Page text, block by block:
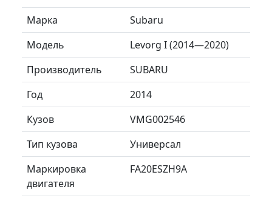
Марка
Subaru
Модель
Levorg I (2014—2020)
Производитель
SUBARU
Год
2014
Кузов
VMG002546
Тип кузова
Универсал
Маркировка
двигателя
FA20ESZH9A